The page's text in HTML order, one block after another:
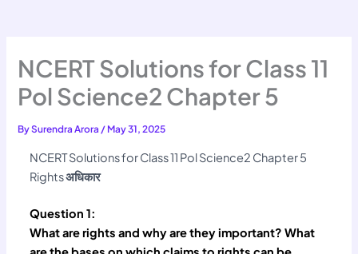
NCERT Solutions for Class 11
Pol Science2 Chapter 5
BySurendra Arora/ May 31, 2025
NCERT Solutions for Class 11 Pol Science2 Chapter 5
Rightsअधिकार
Question 1:
What are rights and why are they important? What